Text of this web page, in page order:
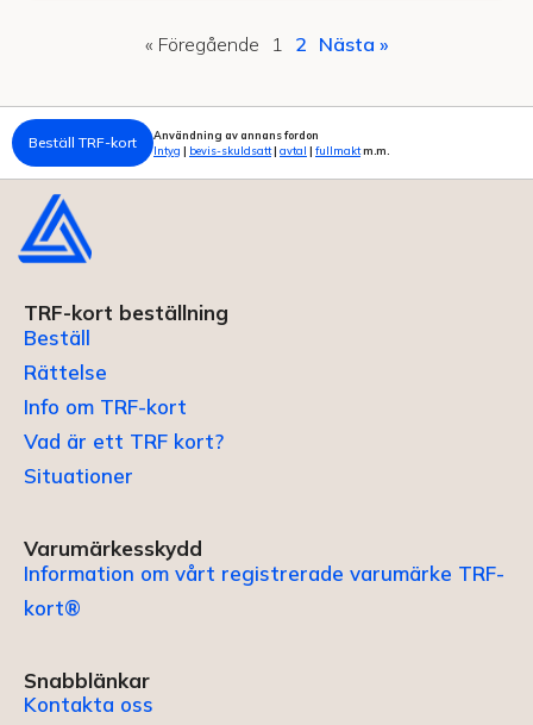
« Föregående 1 2 Nästa »
Beställ TRF-kort
Användning av annans fordon
Intyg | bevis-skuldsatt| avtal | fullmaktm.m.
TRF-kort beställning
Beställ
Rättelse
Info om TRF-kort
Vad är ett TRF kort?
Situationer
Varumärkesskydd
Information om vårt registrerade varumärke TRF-
kort®
Snabblänkar
Kontakta oss